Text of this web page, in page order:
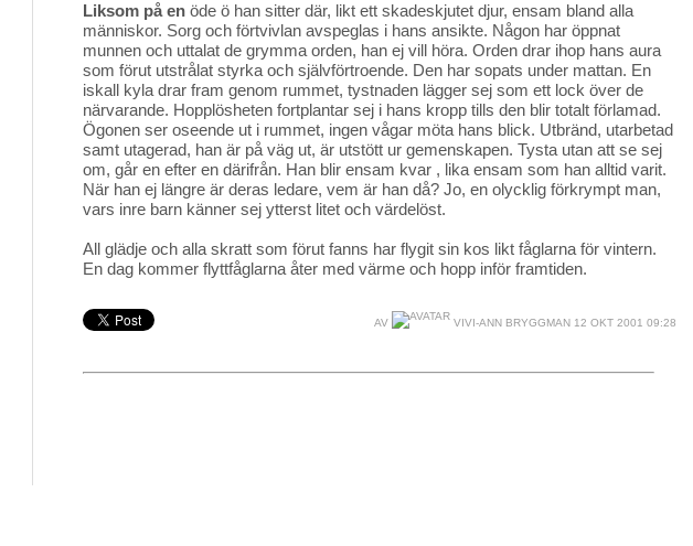
Liksom på en öde ö han sitter där, likt ett skadeskjutet djur, ensam bland alla
människor. Sorg och förtvivlan avspeglas i hans ansikte. Någon har öppnat
munnen och uttalat de grymma orden, han ej vill höra. Orden drar ihop hans aura
som förut utstrålat styrka och självförtroende. Den har sopats under mattan. En
iskall kyla drar fram genom rummet, tystnaden lägger sej som ett lock över de
närvarande. Hopplösheten fortplantar sej i hans kropp tills den blir totalt förlamad.
Ögonen ser oseende ut i rummet, ingen vågar möta hans blick. Utbränd, utarbetad
samt utagerad, han är på väg ut, är utstött ur gemenskapen. Tysta utan att se sej
om, går en efter en därifrån. Han blir ensam kvar , lika ensam som han alltid varit.
När han ej längre är deras ledare, vem är han då? Jo, en olycklig förkrympt man,
vars inre barn känner sej ytterst litet och värdelöst.
All glädje och alla skratt som förut fanns har flygit sin kos likt fåglarna för vintern.
En dag kommer flyttfåglarna åter med värme och hopp inför framtiden.
AV VIVI-ANN BRYGGMAN 12 OKT 2001 09:28